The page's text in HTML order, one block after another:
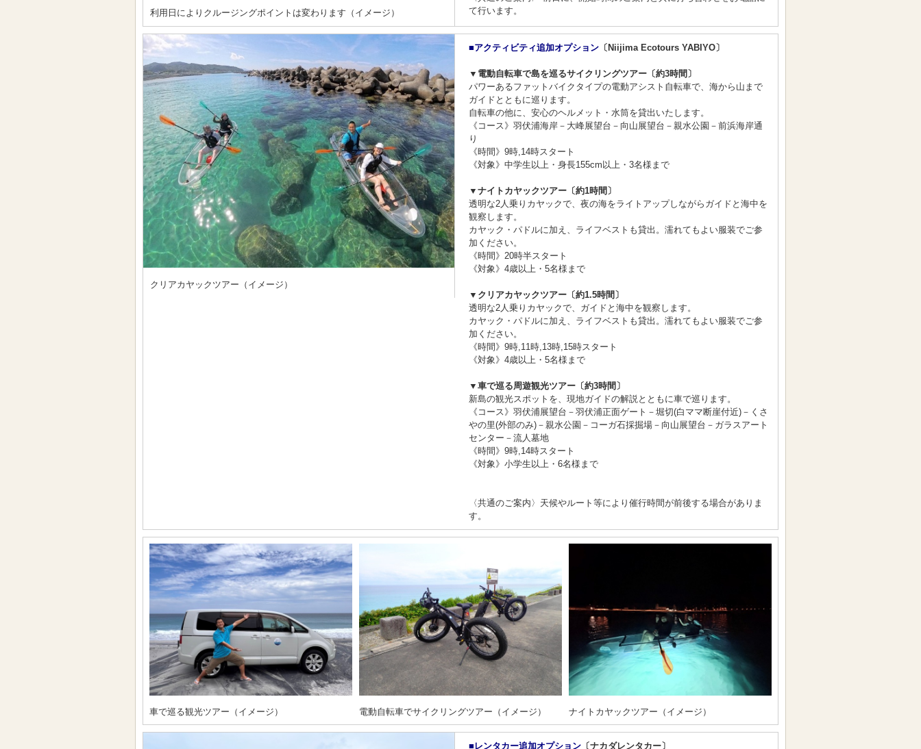
利用日によりクルージングポイントは変わります（イメージ）
て行います。
クリアカヤックツアー（イメージ）
■アクティビティ追加オプション 〔Niijima Ecotours YABIYO〕
▼電動自転車で島を巡るサイクリングツアー〔約3時間〕
パワーあるファットバイクタイプの電動アシスト自転車で、海から山まで
ガイドとともに巡ります。
自転車の他に、安心のヘルメット・水筒を貸出いたします。
《コース》羽伏浦海岸－大峰展望台－向山展望台－親水公園－前浜海岸通
り
《時間》9時,14時スタート
《対象》中学生以上・身長155cm以上・3名様まで
▼ナイトカヤックツアー〔約1時間〕
透明な2人乗りカヤックで、夜の海をライトアップしながらガイドと海中を
観察します。
カヤック・パドルに加え、ライフベストも貸出。濡れてもよい服装でご参
加ください。
《時間》20時半スタート
《対象》4歳以上・5名様まで
▼クリアカヤックツアー〔約1.5時間〕
透明な2人乗りカヤックで、ガイドと海中を観察します。
カヤック・パドルに加え、ライフベストも貸出。濡れてもよい服装でご参
加ください。
《時間》9時,11時,13時,15時スタート
《対象》4歳以上・5名様まで
▼車で巡る周遊観光ツアー〔約3時間〕
新島の観光スポットを、現地ガイドの解説とともに車で巡ります。
《コース》羽伏浦展望台－羽伏浦正面ゲート－堀切(白ママ断崖付近)－くさ
やの里(外部のみ)－親水公園－コーガ石採掘場－向山展望台－ガラスアート
センター－流人墓地
《時間》9時,14時スタート
《対象》小学生以上・6名様まで
〈共通のご案内〉天候やルート等により催行時間が前後する場合がありま
す。
車で巡る観光ツアー（イメージ） 電動自転車でサイクリングツアー（イメージ） ナイトカヤックツアー（イメージ）
■レンタカー追加オプション 〔ナカダレンタカー〕